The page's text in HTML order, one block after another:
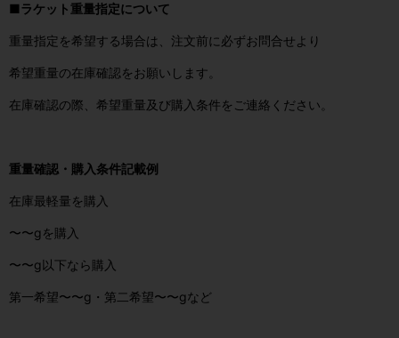
■ラケット重量指定について
重量指定を希望する場合は、注文前に必ずお問合せより
希望重量の在庫確認をお願いします。
在庫確認の際、希望重量及び購入条件をご連絡ください。
重量確認・購入条件記載例
在庫最軽量を購入
〜〜gを購入
〜〜g以下なら購入
第一希望〜〜g・第二希望〜〜gなど